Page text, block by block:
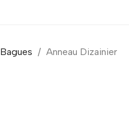
Bagues Anneau Dizainier